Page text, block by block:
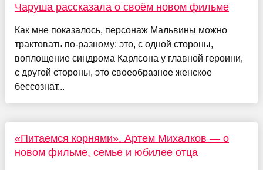
Чаруша рассказала о своём новом фильме
Как мне показалось, персонаж Мальвины можно
трактовать по-разному: это, с одной стороны,
воплощение синдрома Карлсона у главной героини,
с другой стороны, это своеобразное женское
бессознат...
«Питаемся корнями». Артем Михалков — о
новом фильме, семье и юбилее отца